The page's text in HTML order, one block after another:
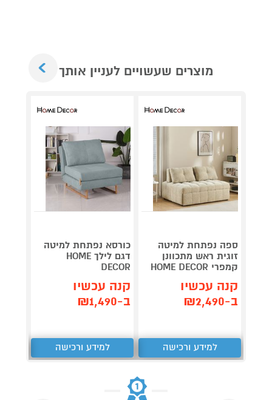
מוצרים שעשויים לעניין אותך
ספה נפתחת למיטה
זוגית ראש מתכוונן
קמפרי HOME DECOR
קנה עכשיו
ב-₪2,490
למידע ורכישה
כורסא נפתחת למיטה
דגם לילך HOME
DECOR
קנה עכשיו
ב-₪1,490
למידע ורכישה